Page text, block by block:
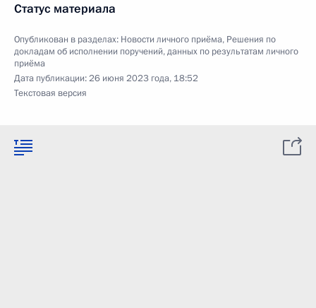
Статус материала
Опубликован в разделах: Новости личного приёма, Решения по
докладам об исполнении поручений, данных по результатам личного
приёма
Дата публикации:26 июня 2023 года, 18:52
Текстовая версия